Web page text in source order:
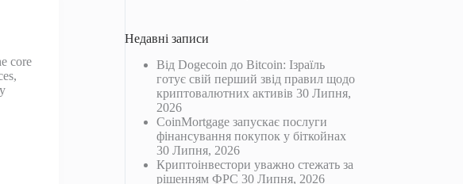
core
Недавні записи
Від Dogecoin до Bitcoin: Ізраїль
готує свій перший звід правил щодо
криптовалютних активів 30 Липня,
2026
CoinMortgage запускає послуги
фінансування покупок у біткойнах
30 Липня, 2026
Криптоінвестори уважно стежать за
рішенням ФРС 30 Липня, 2026